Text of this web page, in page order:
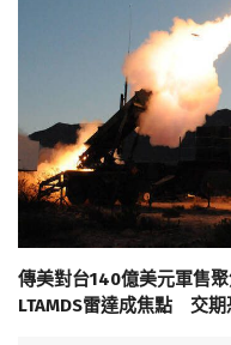
傳美對台140億美元軍售
LTAMDS雷達成焦點 交期